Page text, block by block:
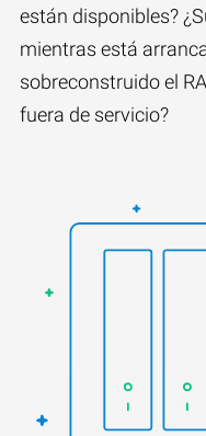
están disponibles?
mientras está
sobreconstruido el
fuera de servicio?